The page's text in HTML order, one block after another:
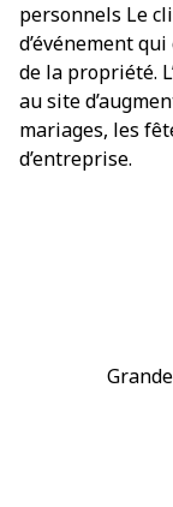
personnels Le
d’événement
de la propriété.
au site
mariages, les
d’entreprise.